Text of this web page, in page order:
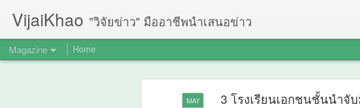
MAY
3 โรงเรียนเอกชนชั้นนำจั
VijaiKhao "วิจัยข่าว" มืออาชีพนำเสนอข่าว
Magazine Home